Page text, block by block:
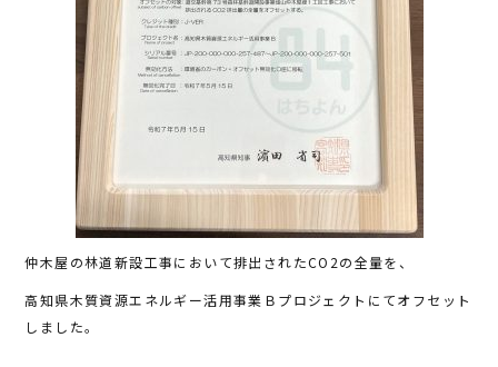
仲木屋の林道新設工事において排出されたCO2の全量を、
高知県木質資源エネルギー活用事業Ｂプロジェクトにてオフセット
しました。